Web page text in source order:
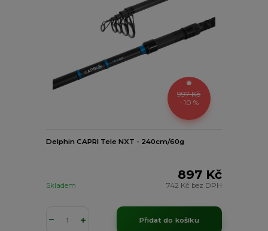
997 Kč
- 10 %
Delphin CAPRI Tele NXT - 240cm/60g
897 Kč
742 Kč bez DPH
Skladem
Přidat do košíku